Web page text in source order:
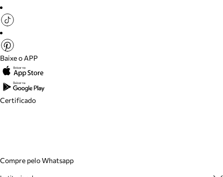
Baixe o APP
Certificado
Compre pelo Whatsapp